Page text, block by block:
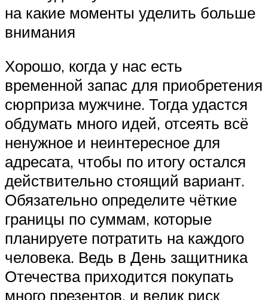
на какие моменты уделить больше
внимания
Хорошо, когда у нас есть
временной запас для приобретения
сюрприза мужчине. Тогда удастся
обдумать много идей, отсеять всё
ненужное и неинтересное для
адресата, чтобы по итогу остался
действительно стоящий вариант.
Обязательно определите чёткие
границы по суммам, которые
планируете потратить на каждого
человека. Ведь в День защитника
Отечества приходится покупать
много презентов, и велик риск